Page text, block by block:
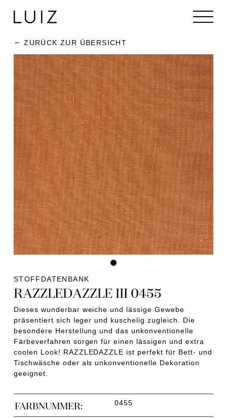
ZURÜCK ZUR ÜBERSICHT
STOFFDATENBANK
RAZZLEDAZZLE III 0455
Dieses wunderbar weiche und lässige Gewebe
präsentiert sich leger und kuschelig zugleich. Die
besondere Herstellung und das unkonventionelle
Färbeverfahren sorgen für einen lässigen und extra
coolen Look! RAZZLEDAZZLE ist perfekt für Bett- und
Tischwäsche oder als unkonventionelle Dekoration
geeignet.
FARBNUMMER: 0455